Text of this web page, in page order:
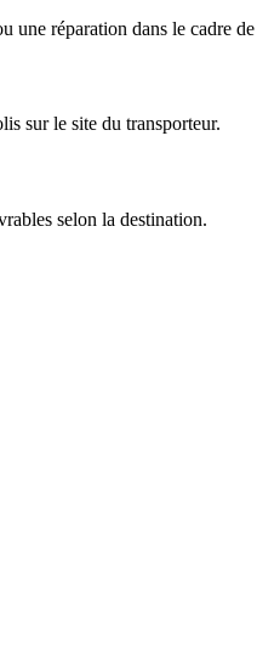
réparation dans le cadre
sur le site du transporteur.
selon la destination.